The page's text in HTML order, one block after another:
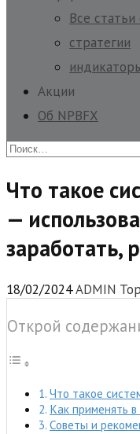
Все статьи
стратегии
Акции
Об NPBFX
Найти:
Что такое
—
заработать,
18/02/2024ADMIN
Открой
Что такое
Как применять
Советы и